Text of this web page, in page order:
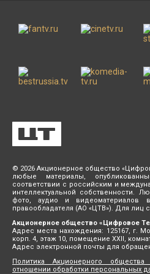
© 2026 Акционерное общество
любые материалы,
соответствии с российским и
интеллектуальной собственности.
фото, аудио и видеоматериалов
правообладателя (АО «ЦТВ»). Для лиц
Акционерное общество «Цифровое
Адрес места нахождения: 125167, г.
корп. 4, этаж 10, помещение XXII,
Адрес электронной почты для
Политика Акционерного
отношении обработки персональных